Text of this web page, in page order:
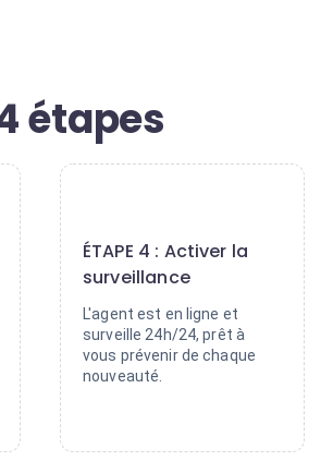
étapes
ÉTAPE 4 : Activer la
surveillance
L'agent est en ligne et
surveille 24h/24, prêt à
vous prévenir de chaque
nouveauté.